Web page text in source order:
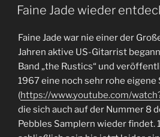
AM
Faine Jade wieder
Faine Jade war nie einer der
Jahren aktive US-Gitarrist
Band „the Rustics“ und
1967 eine noch sehr rohe eigene
(https://www.youtube.com/
die sich auch auf der Nummer 8
Pebbles Samplern wieder findet.